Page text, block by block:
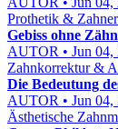
Prothetik &
Gebiss ohne
AUTOR • Jun 04,
Zahnkorrektur &
Die Bedeutung
AUTOR • Jun 04,
Ästhetische